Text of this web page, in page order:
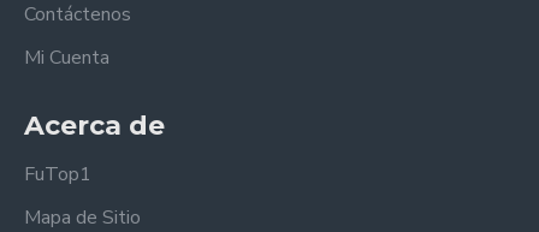
Contáctenos
Mi Cuenta
Acerca de
FuTop1
Mapa de Sitio